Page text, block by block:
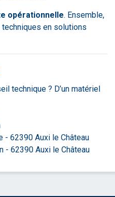
opérationnelle. Ensemble,
en solutions
technique ? D’un matériel
- 62390 Auxi le Château
- 62390 Auxi le Château